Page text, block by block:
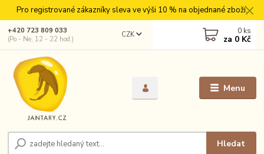
Pro registrované zákazníky sleva ve výši 10 % na objednané zboží.
Menu
CZK
Hledat
+420 723 809 033
(Po - Ne, 12 - 22 hod.)
0 ks
za 0 Kč